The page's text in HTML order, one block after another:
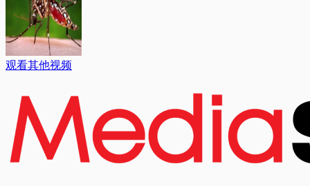
观看其他视频